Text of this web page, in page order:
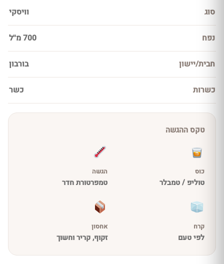
סוג וויסקי
נפח 700 מ''ל
חבית/יישון בורבון
כשרות כשר
טקס ההגשה
כוס
טוליפ / טמבלר
הגשה
טמפרטורת חדר
קרח
לפי טעם
אחסון
זקוף, קריר וחשוך